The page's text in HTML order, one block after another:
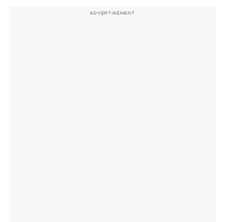
ADVERTISEMENT